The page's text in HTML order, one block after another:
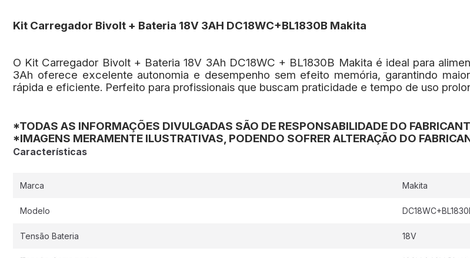
Kit Carregador Bivolt + Bateria 18V 3AH DC18WC+BL1830B Makita
O Kit Carregador Bivolt + Bateria 18V 3Ah DC18WC + BL1830B Makita é ideal para
3Ah oferece excelente autonomia e desempenho sem efeito memória, garantindo
rápida e eficiente. Perfeito para profissionais que buscam praticidade e tempo de uso
*TODAS AS INFORMAÇÕES DIVULGADAS SÃO DE RESPONSABILIDADE DO
*IMAGENS MERAMENTE ILUSTRATIVAS, PODENDO SOFRER ALTERAÇÃO DO
Características
Marca Makita
Modelo
Tensão Bateria 18V